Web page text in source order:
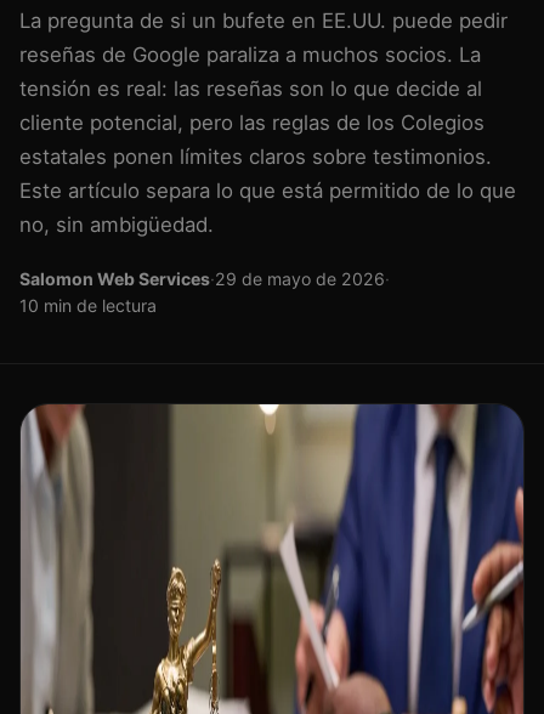
La pregunta de si un bufete en EE.UU. puede pedir
reseñas de Google paraliza a muchos socios. La
tensión es real: las reseñas son lo que decide al
cliente potencial, pero las reglas de los Colegios
estatales ponen límites claros sobre testimonios.
Este artículo separa lo que está permitido de lo que
no, sin ambigüedad.
Salomon Web Services·29 de mayo de 2026·
10 min de lectura